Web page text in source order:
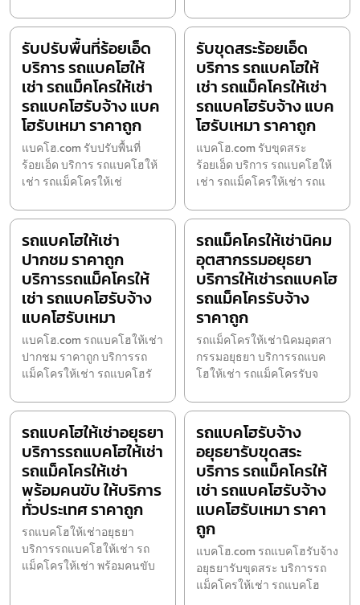
รับปรับพื้นที่ร้อยเอ็ด
บริการ รถแบคโฮให้
เช่า รถแม็คโครให้เช่า
รถแบคโฮรับจ้าง แบค
โฮรับเหมา ราคาถูก
แบคโฮ.com รับปรับพื้นที่
ร้อยเอ็ด บริการ รถแบคโฮให้
เช่า รถแม็คโครให้เช่
รับขุดสระร้อยเอ็ด
บริการ รถแบคโฮให้
เช่า รถแม็คโครให้เช่า
รถแบคโฮรับจ้าง แบค
โฮรับเหมา ราคาถูก
แบคโฮ.com รับขุดสระ
ร้อยเอ็ด บริการ รถแบคโฮให้
เช่า รถแม็คโครให้เช่า รถแ
รถแบคโฮให้เช่า
ปากชม ราคาถูก
บริการรถแม็คโครให้
เช่า รถแบคโฮรับจ้าง
แบคโฮรับเหมา
แบคโฮ.com รถแบคโฮให้เช่า
ปากชม ราคาถูก บริการรถ
แม็คโครให้เช่า รถแบคโฮรั
รถแม็คโครให้เช่านิคม
อุตสากรรมอยุธยา
บริการให้เช่ารถแบคโฮ
รถแม็คโครรับจ้าง
ราคาถูก
รถแม็คโครให้เช่านิคมอุตสา
กรรมอยุธยา บริการรถแบค
โฮให้เช่า รถแม็คโครรับจ
รถแบคโฮให้เช่าอยุธยา
บริการรถแบคโฮให้เช่า
รถแม็คโครให้เช่า
พร้อมคนขับ ให้บริการ
ทั่วประเทศ ราคาถูก
รถแบคโฮให้เช่าอยุธยา
บริการรถแบคโฮให้เช่า รถ
แม็คโครให้เช่า พร้อมคนขับ
รถแบคโฮรับจ้าง
อยุธยารับขุดสระ
บริการ รถแม็คโครให้
เช่า รถแบคโฮรับจ้าง
แบคโฮรับเหมา ราคา
ถูก
แบคโฮ.com รถแบคโฮรับจ้าง
อยุธยารับขุดสระ บริการรถ
แม็คโครให้เช่า รถแบคโฮ